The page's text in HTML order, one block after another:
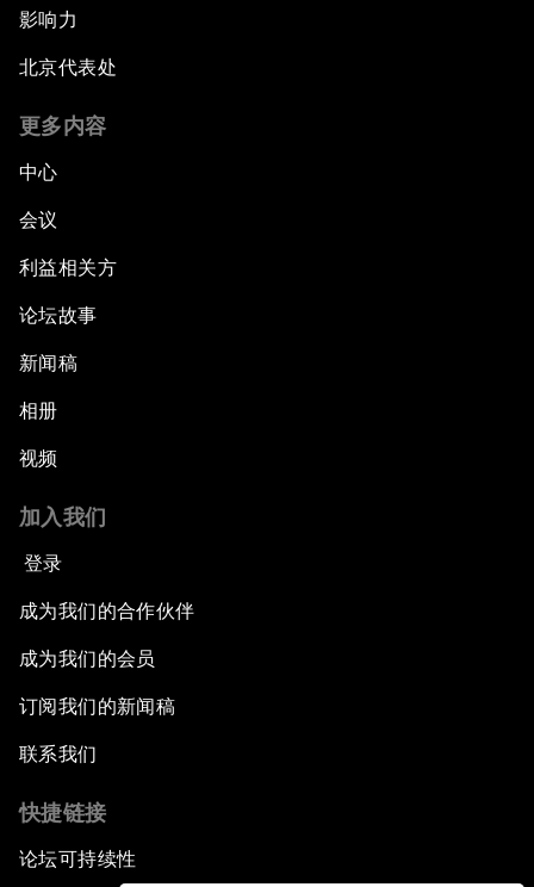
影响力
北京代表处
更多内容
中心
会议
利益相关方
论坛故事
新闻稿
相册
视频
加入我们
登录
成为我们的合作伙伴
成为我们的会员
订阅我们的新闻稿
联系我们
快捷链接
论坛可持续性